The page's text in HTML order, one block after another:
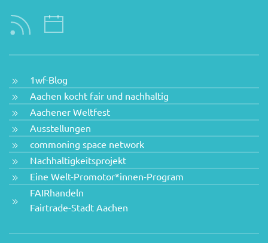
1wf-Blog
Aachen kocht fair und nachhaltig
Aachener Weltfest
Ausstellungen
commoning space network
Nachhaltigkeitsprojekt
Eine Welt-Promotor*innen-Program
FAIRhandeln
Fairtrade-Stadt Aachen